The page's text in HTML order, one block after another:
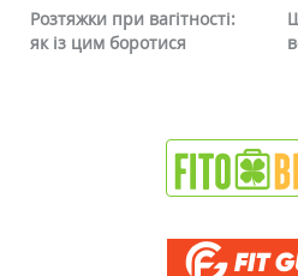
Що таке афродизіаки і як
вони діють